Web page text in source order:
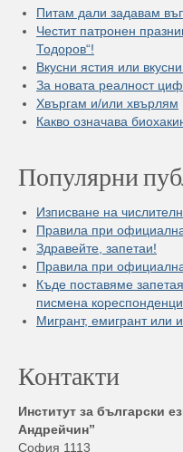
Питам дали задавам
Честит патронен
Тодоров“!
Вкусни ястия или
За новата реалност
Хвъргам и/или хвърлям
Какво означава
Популярни
Изписване на
Правила при
Здравейте, запетаи!
Правила при
Къде поставяме
писмена
Мигрант, емигрант или
Контакти
Институт за български
Андрейчин”
София 1113